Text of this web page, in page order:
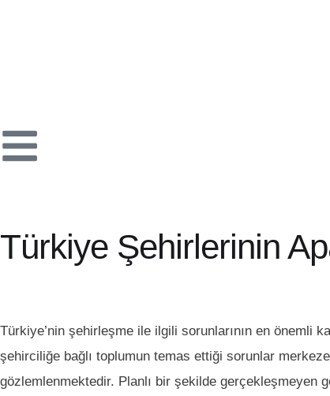
Türkiye Şehirlerinin
Türkiye’nin şehirleşme ile ilgili sorunlarının en önemli
şehirciliğe bağlı toplumun temas ettiği sorunlar
gözlemlenmektedir. Planlı bir şekilde